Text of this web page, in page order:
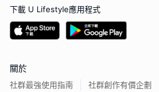
下載 U Lifestyle應用程式
關於
社群最強使用指南
社群創作有價企劃